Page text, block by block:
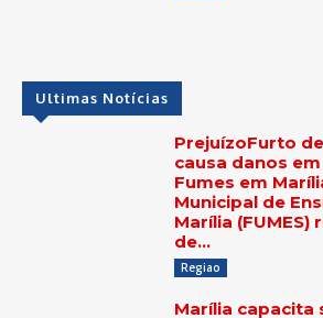
Ultimas Notícias
PrejuízoFurto
causa danos
Fumes em
Municipal de
Marília
de...
Regiao
Marília capacita